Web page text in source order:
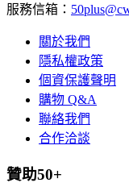
服務信箱：
關於我們
隱私權政策
個資保護聲明
購物 Q&A
聯絡我們
合作洽談
贊助50+